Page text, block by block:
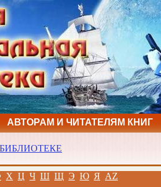
АВТОРАМ И ЧИТАТЕЛЯМ КНИГ
Х Ц Ч Ш Щ Э Ю Я AZ